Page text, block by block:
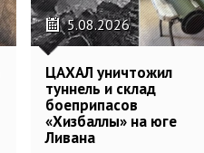
5.08.2026
ЦАХАЛ уничтожил
туннель и склад
боеприпасов
«Хизбаллы» на юге
Ливана